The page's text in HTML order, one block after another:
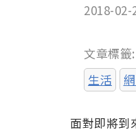
2018-02-
文章標籤:
生活
面對即將到